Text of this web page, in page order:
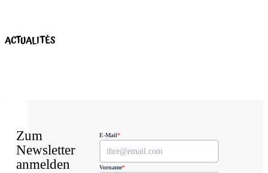
ACTUALITÉS
Zum
Newsletter
anmelden
E-Mail*
Vorname*